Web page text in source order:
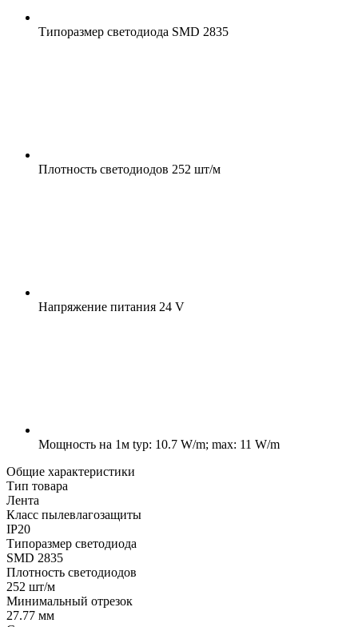
Типоразмер светодиода SMD 2835
Плотность светодиодов 252 шт/м
Напряжение питания 24 V
Мощность на 1м typ: 10.7 W/m; max: 11 W/m
Общие характеристики
Тип товара
Лента
Класс пылевлагозащиты
IP20
Типоразмер светодиода
SMD 2835
Плотность светодиодов
252 шт/м
Минимальный отрезок
27.77 мм